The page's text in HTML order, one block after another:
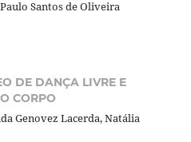
Santos de Oliveira
DE DANÇA LIVRE E
CORPO
Genovez Lacerda, Natália